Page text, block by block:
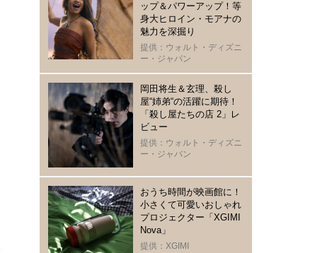
ップ＆パワーアップ！等
身大ヒロイン・モアナの
魅力を深掘り
提供：ウォルト・ディズニ
ー・ジャパン
岡田将生＆玄理、殺し
屋“姉弟“の活躍に期待！
「殺し屋たちの店 2」レ
ビュー
提供：ウォルト・ディズニ
ー・ジャパン
おうち時間が映画館に！
小さくて可愛いおしゃれ
プロジェクター「XGIMI
Nova」
提供：XGIMI